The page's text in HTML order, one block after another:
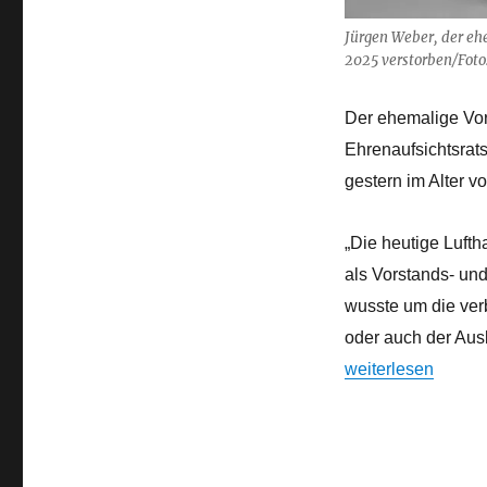
Jürgen Weber, der
2025 verstorben/
Der ehemalige
gestern im Alter
„Die heutige
als Vorstands-
wusste um die
oder auch der
„Trauer um
weiterlesen